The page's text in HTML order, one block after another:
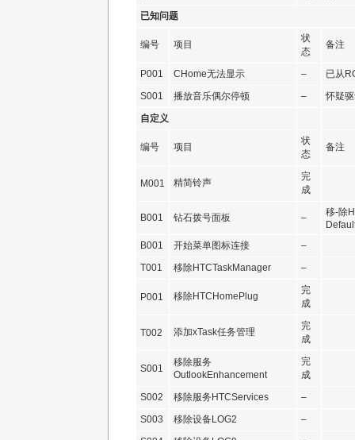
已知问题
编号 项目
状
态
备注
P001 CHome无法显示 –
已从
S001
播放音乐偶尔停顿 –
怀疑
自定义
编号 项目
状
态
备注
M001 精简铃声
完
成
B001 钻石拨号面板 –
移-除
B001
开始菜单图标连接
–
T001
移除HTCTaskManager –
P001 移除HTCHomePlug
完
成
T002 添加xTask任务管理
完
成
S001
移除服务
OutlookEnhancement
完
成
S002
移除服务HTCServices
–
S003
移除设备LOG2
–